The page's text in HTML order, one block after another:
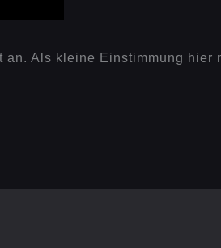
Als kleine Einstimmung